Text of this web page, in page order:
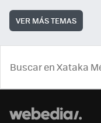
VER MÁS TEMAS